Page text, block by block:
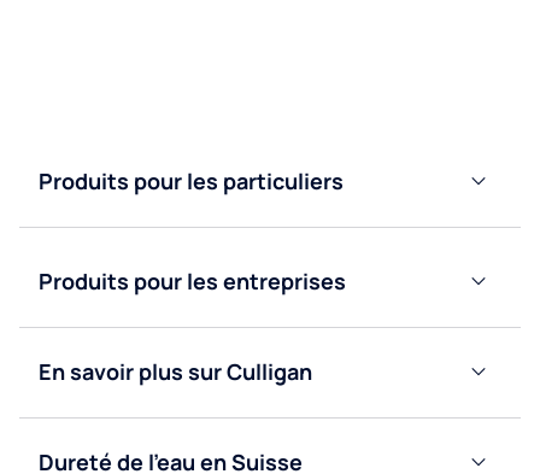
Produits pour les particuliers
Adoucisseurs
Purificateurs
à eau
réseau
Fontaines
Produits pour les entreprises
Fontaines
bonbonne
Fontaines
En savoir plus sur Culligan
Blog
Dureté de l’eau en Suisse